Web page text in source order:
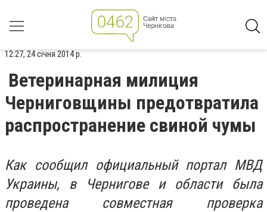
12:27, 24 січня 2014 р.
Ветеринарная милиция
Черниговщины предотвратила
распространение свиной чумы
Как сообщил официальный портал МВД
Украины, в Чернигове и области была
проведена совместная проверка